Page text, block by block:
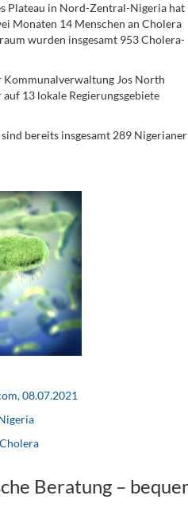
Plateau in Nord-Zentral-Nigeria hat
Monaten 14 Menschen an Cholera
wurden insgesamt 953 Cholera-
Kommunalverwaltung Jos North
13 lokale Regierungsgebiete
bereits insgesamt 289
08.07.2021
Cholera
Beratung –